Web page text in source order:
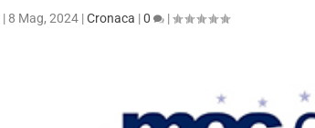
| 8 Mag, 2024 |Cronaca |0 |